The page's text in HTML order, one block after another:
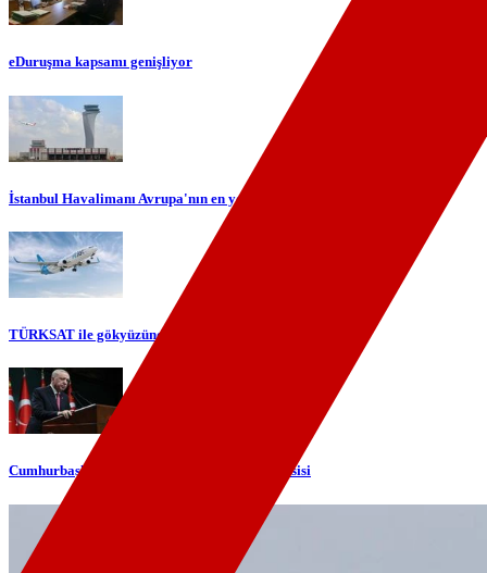
eDuruşma kapsamı genişliyor
İstanbul Havalimanı Avrupa'nın en yoğun havalimanı oldu
TÜRKSAT ile gökyüzünde yerli internet dönemi başlıyor
Cumhurbaşkanı Erdoğan'dan telefon diplomasisi